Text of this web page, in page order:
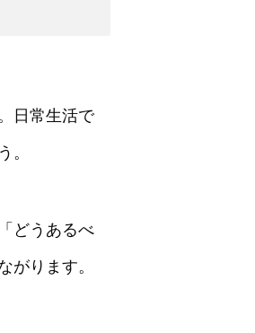
日常生活で
。
どうあるべ
がります。